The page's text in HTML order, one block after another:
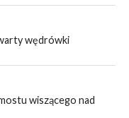
wędrówki
wiszącego nad